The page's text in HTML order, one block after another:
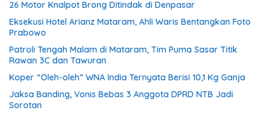
26 Motor Knalpot Brong Ditindak di Denpasar
Eksekusi Hotel Arianz Mataram, Ahli Waris Bentangkan Foto
Prabowo
Patroli Tengah Malam di Mataram, Tim Puma Sasar Titik
Rawan 3C dan Tawuran
Koper “Oleh-oleh” WNA India Ternyata Berisi 10,1 Kg Ganja
Jaksa Banding, Vonis Bebas 3 Anggota DPRD NTB Jadi
Sorotan